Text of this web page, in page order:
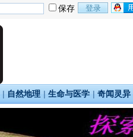
保存
| 自然地理 | 生命与医学 | 奇闻灵异